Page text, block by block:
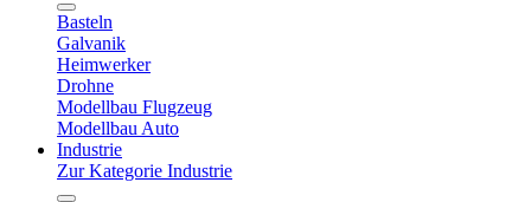
Basteln
Galvanik
Heimwerker
Drohne
Modellbau Flugzeug
Modellbau Auto
Industrie
Zur Kategorie Industrie